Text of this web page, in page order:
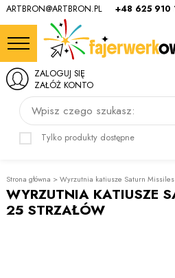
ARTBRON@ARTBRON.PL +48 625 910
Wpisz czego szukasz:
Tylko produkty dostępne
ZALOGUJ SIĘ
ZAŁÓŻ KONTO
Strona główna >Wyrzutnia katiusze Saturn Missiles
WYRZUTNIA KATIUSZE
25 STRZAŁÓW